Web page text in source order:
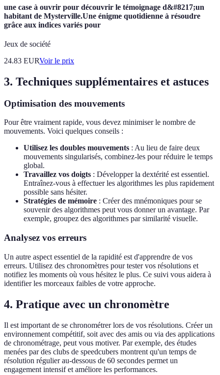
une case à ouvrir pour découvrir le témoignage d&#8217;un
habitant de Mysterville.Une énigme quotidienne à résoudre
grâce aux indices variés pour
Jeux de société
24.83 EURVoir le prix
3. Techniques supplémentaires et astuces
Optimisation des mouvements
Pour être vraiment rapide, vous devez minimiser le nombre de
mouvements. Voici quelques conseils :
Utilisez les doubles mouvements : Au lieu de faire deux
mouvements singularisés, combinez-les pour réduire le temps
global.
Travaillez vos doigts : Développer la dextérité est essentiel.
Entraînez-vous à effectuer les algorithmes les plus rapidement
possible sans hésiter.
Stratégies de mémoire : Créer des mnémoniques pour se
souvenir des algorithmes peut vous donner un avantage. Par
exemple, groupez des algorithmes par similarité visuelle.
Analysez vos erreurs
Un autre aspect essentiel de la rapidité est d'apprendre de vos
erreurs. Utilisez des chronomètres pour tester vos résolutions et
notifiez les moments où vous hésitez le plus. Ce suivi vous aidera à
identifier les morceaux faibles de votre approche.
4. Pratique avec un chronomètre
Il est important de se chronométrer lors de vos résolutions. Créer un
environnement compétitif, soit avec des amis ou via des applications
de chronométrage, peut vous motiver. Par exemple, des études
menées par des clubs de speedcubers montrent qu'un temps de
résolution régulier au-dessous de 60 secondes permet un
engagement intensif et améliore les performances.